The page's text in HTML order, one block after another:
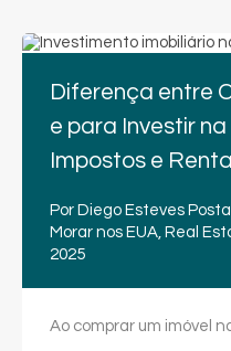
Diferença entre
e para Investir
Impostos e
Por Diego Esteves
Morar nos EUA Real
2025
Ao comprar um imóvel